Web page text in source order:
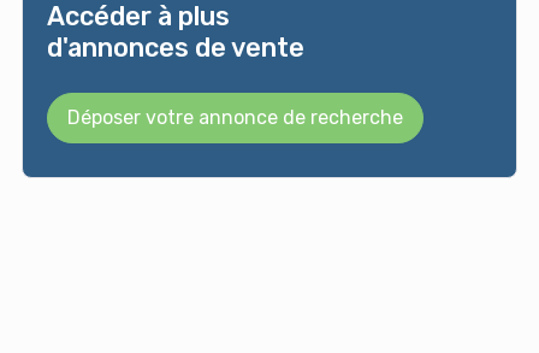
Accéder à plus
d'annonces de vente
Déposer votre annonce de recherche